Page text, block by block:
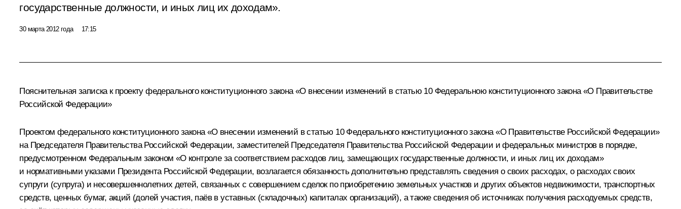
государственные должности, и иных лиц их доходам».
30 марта 2012 года 17:15
Пояснительная записка к проекту федерального конституционного закона «О внесении изменений в статью 10 Федеральною конституционного закона «О Правительстве
Российской Федерации»
Проектом федерального конституционного закона «О внесении изменений в статью 10 Федерального конституционного закона «О Правительстве Российской Федерации»
на Председателя Правительства Российской Федерации, заместителей Председателя Правительства Российской Федерации и федеральных министров в порядке,
предусмотренном Федеральным законом «О контроле за соответствием расходов лиц, замещающих государственные должности, и иных лиц их доходам»
и нормативными указами Президента Российской Федерации, возлагается обязанность дополнительно представлять сведения о своих расходах, о расходах своих
супруги (супруга) и несовершеннолетних детей, связанных с совершением сделок по приобретению земельных участков и других объектов недвижимости, транспортных
средств, ценных бумаг, акций (долей участия, паёв в уставных (складочных) капиталах организаций), а также сведения об источниках получения расходуемых средств,